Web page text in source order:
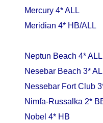
Mercury 4* ALL
Meridian 4* HB/ALL
Neptun Beach 4* ALL
Nesebar Beach 3*
Nessebar Fort Club
Nimfa-Russalka 2*
Nobel 4* HB